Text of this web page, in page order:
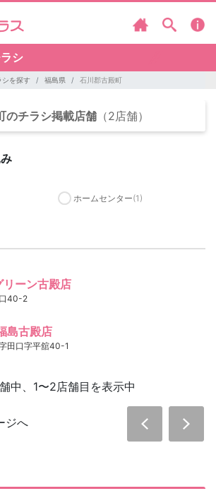
シ
シを探す 福島県 石川郡古殿町
のチラシ掲載店舗 （2店舗）
ホームセンター(1)
リーン古殿店
40-2
島古殿店
田口字平舘40-1
中、1〜2店舗目を表示中
ジへ